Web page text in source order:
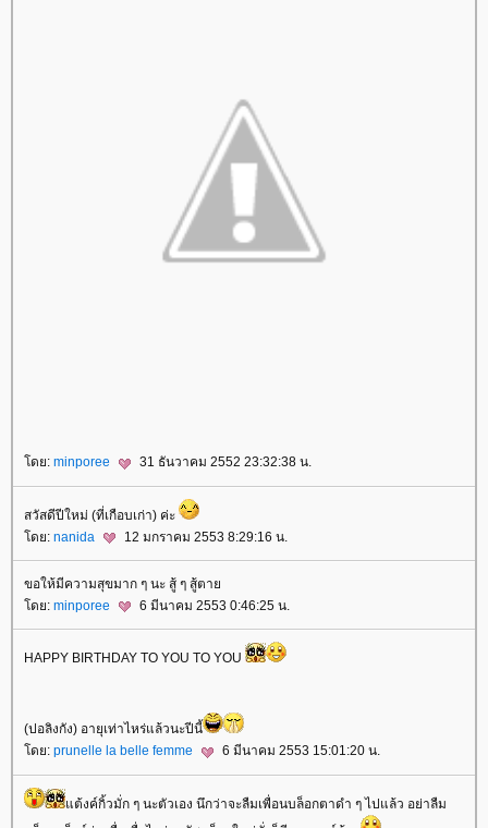
ดย: minporee 31 ธันวาคม 2552 23:32:38 น.
สวัสดีปีใหม่ (ที่เกือบเก่า) ค่ะ
ดย: nanida 12 มกราคม 2553 8:29:16 น.
ขอให้มีความสุขมาก ๆ นะ สู้ ๆ สู้ตา
ดย: minporee 6 มีนาคม 2553 0:46:25 น.
HAPPY BIRTHDAY TO YOU TO YOU
(ปอลิงกัง) อายุเท่าไหร่แล้วนะปีนี้
ดย: prunelle la belle femme 6 มีนาคม 2553 15:01:20 น.
ต้งค์กิ้วมั่ก ๆ นะตัวเอง นึกว่าจะลืมเพื่อนบล็อกตาดำ ๆ ไปแล้ว อย่าลืม